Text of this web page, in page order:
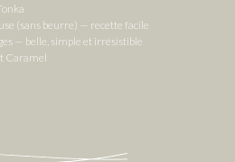
(sans beurre) — recette facile
— belle, simple et irrésistible
Caramel